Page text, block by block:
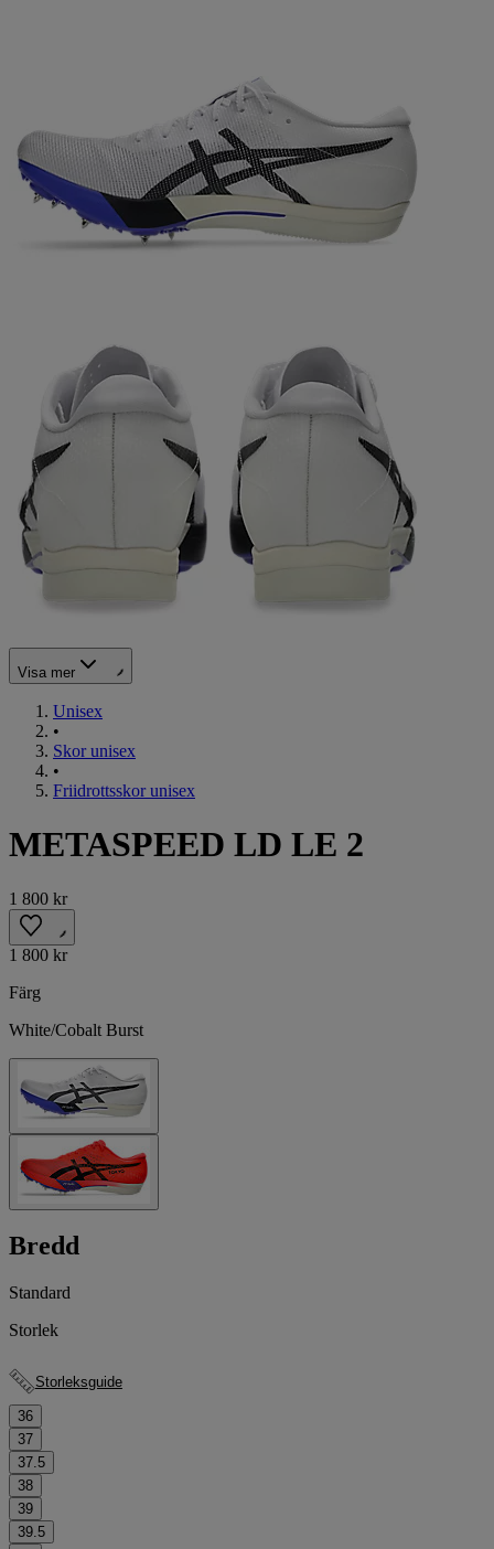
Visa mer
Unisex
•
Skor unisex
•
Friidrottsskor unisex
METASPEED LD LE 2
1 800 kr
1 800 kr
Färg
White/Cobalt Burst
Bredd
Standard
Storlek
Storleksguide
36
37
37.5
38
39
39.5